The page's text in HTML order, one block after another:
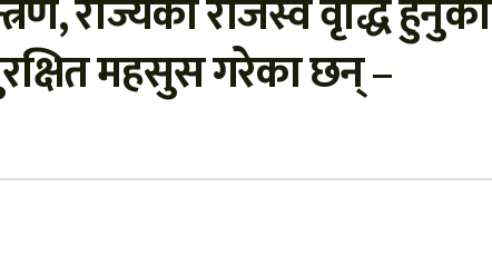
राज्यको राजस्व वृद्धि हुनुका
महसुस गरेका छन् –